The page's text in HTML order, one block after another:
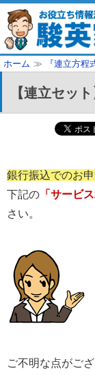
ホーム ≫ 『連立方
【連立セッ
銀行振込でのお
下記の 「サービ
さい。
ご不明な点がご